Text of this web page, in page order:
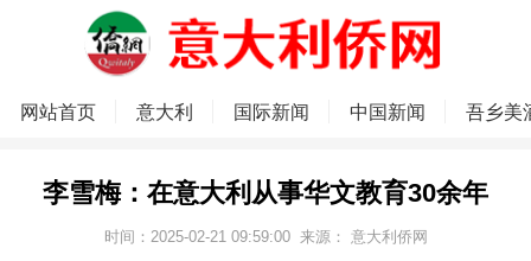
网站首页 意大利 国际新闻 中国新闻 吾乡美
李雪梅：在意大利从事华文教育30余年
时间：2025-02-21 09:59:00 来源： 意大利侨网